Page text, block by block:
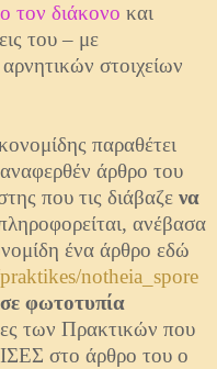
τον διάκονο και
του – με
στοιχείων
παραθέτει
άρθρο του
που τις διάβαζε να
ανέβασα
ένα άρθρο εδώ
notheia_spore
σε φωτοτυπία
των Πρακτικών που
στο άρθρο του ο